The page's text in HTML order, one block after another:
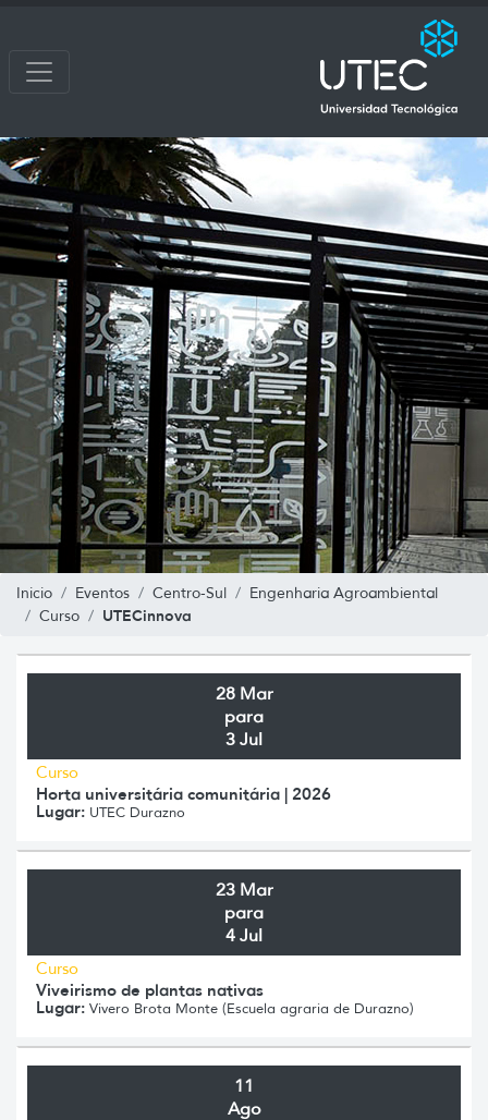
Inicio Eventos Centro-Sul
Engenharia Agroambiental
Curso
UTECinnova
28 Mar
para
3 Jul
Curso
Horta universitária comunitária | 2026
Lugar: UTEC Durazno
23 Mar
para
4 Jul
Curso
Viveirismo de plantas nativas
Lugar: Vivero Brota Monte (Escuela agraria de Durazno)
11
Ago